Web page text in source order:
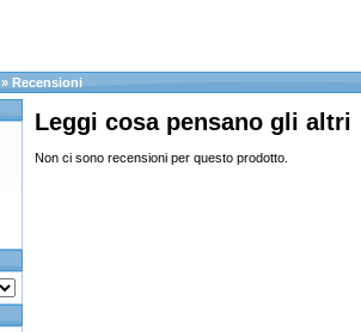
» Recensioni
Leggi cosa pensano gli altri
Non ci sono recensioni per questo prodotto.